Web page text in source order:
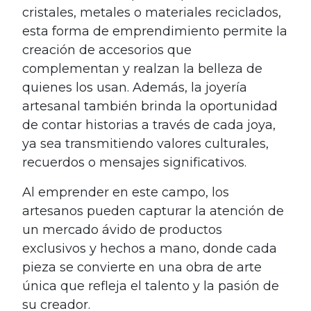
cristales, metales o materiales reciclados,
esta forma de emprendimiento permite la
creación de accesorios que
complementan y realzan la belleza de
quienes los usan. Además, la joyería
artesanal también brinda la oportunidad
de contar historias a través de cada joya,
ya sea transmitiendo valores culturales,
recuerdos o mensajes significativos.
Al emprender en este campo, los
artesanos pueden capturar la atención de
un mercado ávido de productos
exclusivos y hechos a mano, donde cada
pieza se convierte en una obra de arte
única que refleja el talento y la pasión de
su creador.